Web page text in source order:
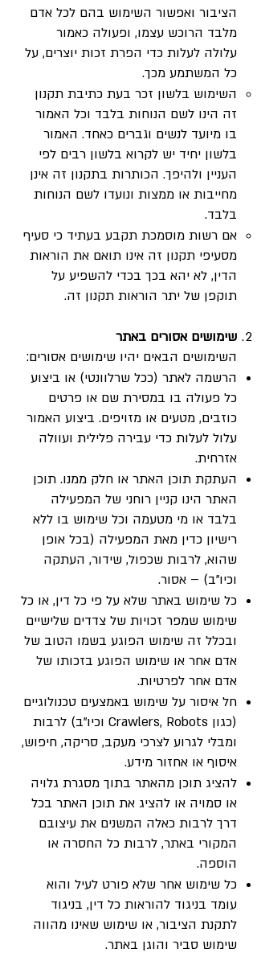
הציבור ואפשור השימוש בהם לכל אדם
מלבד הרוכש עצמו, ופעולה כאמור
עלולה לעלות כדי הפרת זכות יוצרים, על
כל המשתמע מכך.
השימוש בלשון זכר בעת כתיבת תקנון
זה הינו לשם הנוחות בלבד וכל האמור
בו מיועד לנשים וגברים כאחד. האמור
בלשון יחיד יש לקרוא בלשון רבים לפי
העניין ולהיפך. הכותרות בתקנון זה אינן
מחייבות או ממצות ונועדו לשם הנוחות
בלבד.
אם רשות מוסמכת תקבע בעתיד כי סעיף
מסעיפי תקנון זה אינו תואם את הוראות
הדין, לא יהא בכך בכדי להשפיע על
תוקפן של יתר הוראות תקנון זה.
שימושים אסורים באתר
השימושים הבאים יהיו שימושים אסורים:
הרשמה לאתר (ככל שרלוונטי) או ביצוע
כל פעולה בו במסירת שם או פרטים
כוזבים, מטעים או מזויפים. ביצוע האמור
עלול לעלות כדי עבירה פלילית ועוולה
אזרחית.
העתקת תוכן האתר או חלק ממנו. תוכן
האתר הינו קניין רוחני של המפעילה
בלבד או מי מטעמה וכל שימוש בו ללא
רישיון כדין מאת המפעילה (בכל אופן
שהוא, לרבות שכפול, שידור, העתקה
וכיו”ב) – אסור.
כל שימוש באתר שלא על פי כל דין, או כל
שימוש שמפר זכויות של צדדים שלישיים
ובכלל זה שימוש הפוגע בשמו הטוב של
אדם אחר או שימוש הפוגע בזכותו של
אדם אחר לפרטיות.
חל איסור על שימוש באמצעים טכנולוגיים
(כגון Crawlers, Robots וכיו”ב) לרבות
ומבלי לגרוע לצרכי מעקב, סריקה, חיפוש,
איסוף או אחזור מידע.
להציג תוכן מהאתר בתוך מסגרת גלויה
או סמויה או להציג את תוכן האתר בכל
דרך לרבות כאלה המשנים את עיצובם
המקורי באתר, לרבות כל החסרה או
הוספה.
כל שימוש אחר שלא פורט לעיל והוא
עומד בניגוד להוראות כל דין, בניגוד
לתקנת הציבור, או שימוש שאינו מהווה
שימוש סביר והוגן באתר.